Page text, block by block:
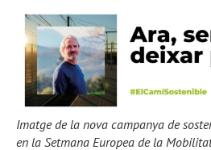
Imatge de la nova campanya de
en la Setmana Europea de la